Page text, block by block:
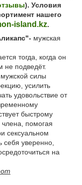
). Условия
нашего
island.kz.
мужская
тогда, когда он
не подведёт.
силы
усилить
удовольствие от
быстрому
члена, помогая
сексуальном
себя уверенно,
на